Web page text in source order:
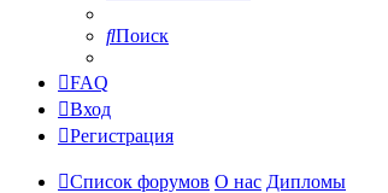
Поиск
FAQ
Вход
Регистрация
Список форумов О нас Дипломы